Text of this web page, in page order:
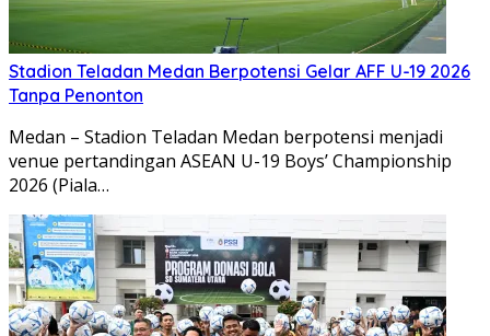
Stadion Teladan Medan Berpotensi Gelar AFF U-19 2026
Tanpa Penonton
Medan – Stadion Teladan Medan berpotensi menjadi
venue pertandingan ASEAN U-19 Boys’ Championship
2026 (Piala…